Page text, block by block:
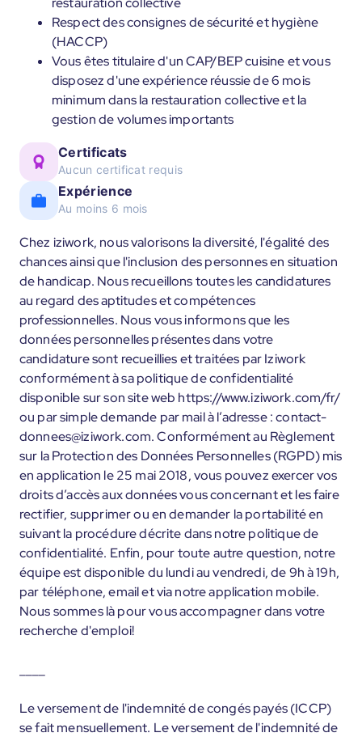
Respect des consignes de sécurité et hygiène
(HACCP)
Vous êtes titulaire d'un CAP/BEP cuisine et vous
disposez d'une expérience réussie de 6 mois
minimum dans la restauration collective et la
gestion de volumes importants
Certificats
Aucun certificat requis
Expérience
Au moins 6 mois
Chez iziwork, nous valorisons la diversité, l'égalité des
chances ainsi que l'inclusion des personnes en situation
de handicap. Nous recueillons toutes les candidatures
au regard des aptitudes et compétences
professionnelles. Nous vous informons que les
données personnelles présentes dans votre
candidature sont recueillies et traitées par Iziwork
conformément à sa politique de confidentialité
disponible sur son site web https://www.iziwork.com/fr/
ou par simple demande par mail à l’adresse : contact-
donnees@iziwork.com. Conformément au Règlement
sur la Protection des Données Personnelles (RGPD) mis
en application le 25 mai 2018, vous pouvez exercer vos
droits d’accès aux données vous concernant et les faire
rectifier, supprimer ou en demander la portabilité en
suivant la procédure décrite dans notre politique de
confidentialité. Enfin, pour toute autre question, notre
équipe est disponible du lundi au vendredi, de 9h à 19h,
par téléphone, email et via notre application mobile.
Nous sommes là pour vous accompagner dans votre
recherche d'emploi!
Le versement de l'indemnité de congés payés (ICCP)
se fait mensuellement. Le versement de l'indemnité de